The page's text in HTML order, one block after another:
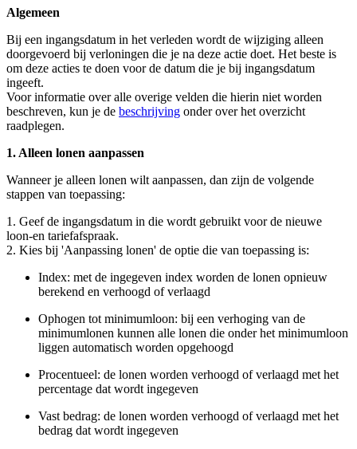
Algemeen
Bij een ingangsdatum in het verleden wordt de wijziging alleen
doorgevoerd bij verloningen die je na deze actie doet. Het beste is
om deze acties te doen voor de datum die je bij ingangsdatum
ingeeft.
Voor informatie over alle overige velden die hierin niet worden
beschreven, kun je de beschrijving onder over het overzicht
raadplegen.
1. Alleen lonen aanpassen
Wanneer je alleen lonen wilt aanpassen, dan zijn de volgende
stappen van toepassing:
1. Geef de ingangsdatum in die wordt gebruikt voor de nieuwe
loon-en tariefafspraak.
2. Kies bij 'Aanpassing lonen' de optie die van toepassing is:
Index: met de ingegeven index worden de lonen opnieuw
berekend en verhoogd of verlaagd
Ophogen tot minimumloon: bij een verhoging van de
minimumlonen kunnen alle lonen die onder het minimumloon
liggen automatisch worden opgehoogd
Procentueel: de lonen worden verhoogd of verlaagd met het
percentage dat wordt ingegeven
Vast bedrag: de lonen worden verhoogd of verlaagd met het
bedrag dat wordt ingegeven